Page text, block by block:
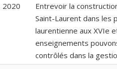
2020
Entrevoir la
Saint-Laurent dans les
laurentienne aux XVIe
enseignements
contrôlés dans la